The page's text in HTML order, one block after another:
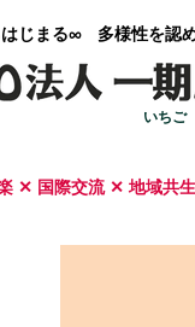
じまる∞ 多様性を認
いち
✕ 国際交流 ✕ 地域共